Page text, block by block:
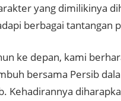
yang dimilikinya
berbagai tantangan
ke depan, kami
bersama Persib
Kehadirannya